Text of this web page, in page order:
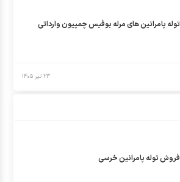
توله پامرانین های مرله بوفیس چمپیون وارداتی
۲۳ تیر ۱۴۰۵
فروش توله پامرانین خرسی